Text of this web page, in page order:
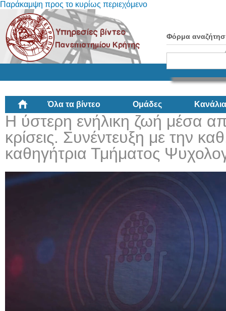
Παράκαμψη προς το κυρίως περιεχόμενο
Φόρμα
Όλα τα βίντεο Ομάδες Κανάλια
Η ύστερη ενήλικη ζωή μέσα
κρίσεις. Συνέντευξη με την
καθηγήτρια Τμήματος